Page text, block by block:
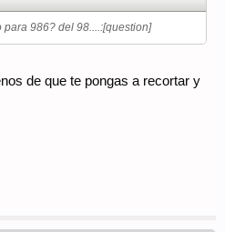
para 986? del 98....:[question]
de que te pongas a recortar y